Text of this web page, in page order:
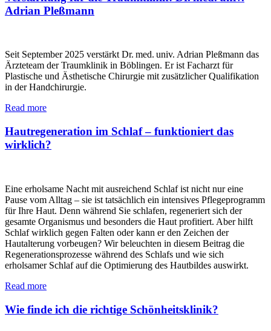
Adrian Pleßmann
Seit September 2025 verstärkt Dr. med. univ. Adrian Pleßmann das
Ärzteteam der Traumklinik in Böblingen. Er ist Facharzt für
Plastische und Ästhetische Chirurgie mit zusätzlicher Qualifikation
in der Handchirurgie.
Read more
Hautregeneration im Schlaf – funktioniert das
wirklich?
Eine erholsame Nacht mit ausreichend Schlaf ist nicht nur eine
Pause vom Alltag – sie ist tatsächlich ein intensives Pflegeprogramm
für Ihre Haut. Denn während Sie schlafen, regeneriert sich der
gesamte Organismus und besonders die Haut profitiert. Aber hilft
Schlaf wirklich gegen Falten oder kann er den Zeichen der
Hautalterung vorbeugen? Wir beleuchten in diesem Beitrag die
Regenerationsprozesse während des Schlafs und wie sich
erholsamer Schlaf auf die Optimierung des Hautbildes auswirkt.
Read more
Wie finde ich die richtige Schönheitsklinik?